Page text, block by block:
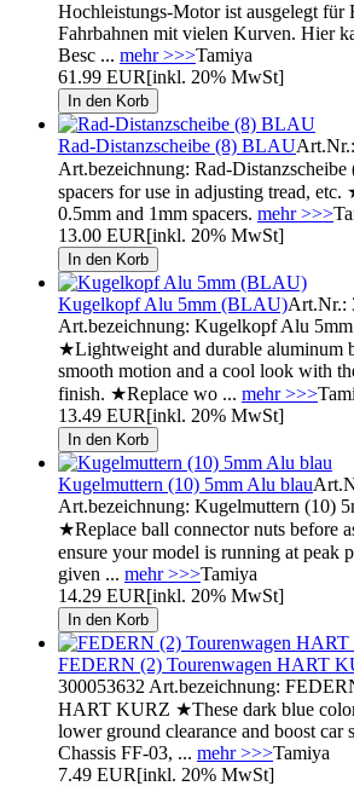
Hochleistungs-Motor ist ausgelegt für
Fahrbahnen mit vielen Kurven. Hier
Besc ... mehr >>>Tamiya
61.99 EUR[inkl. 20% MwSt]
Rad-Distanzscheibe (8) BLAU
Art.bezeichnung: Rad-
spacers for use in adjusting tread,
0.5mm and 1mm spacers. mehr >>>
13.00 EUR[inkl. 20% MwSt]
Kugelkopf Alu 5mm (BLAU)Art.Nr.:
Art.bezeichnung: Kugelkopf Alu
★Lightweight and durable aluminum
smooth motion and a cool look with
finish. ★Replace wo ... mehr >>>
13.49 EUR[inkl. 20% MwSt]
Kugelmuttern (10) 5mm Alu blau
Art.bezeichnung: Kugelmuttern (10)
★Replace ball connector nuts before
ensure your model is running at peak
given ... mehr >>>Tamiya
14.29 EUR[inkl. 20% MwSt]
FEDERN (2) Tourenwagen HART
300053632 Art.bezeichnung:
HART KURZ ★These dark blue
lower ground clearance and boost car
Chassis FF-03, ... mehr >>>Tamiya
7.49 EUR[inkl. 20% MwSt]